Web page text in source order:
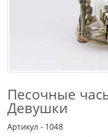
Песочные
Девушки
Артикул - 1048